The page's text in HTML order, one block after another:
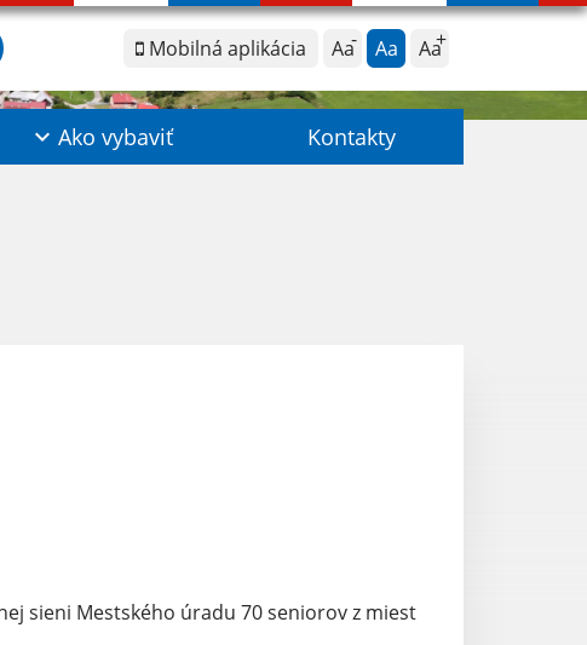
Mobilná aplikácia Aa Aa Aa
Ako vybaviť Kontakty
sieni Mestského úradu 70 seniorov z miest